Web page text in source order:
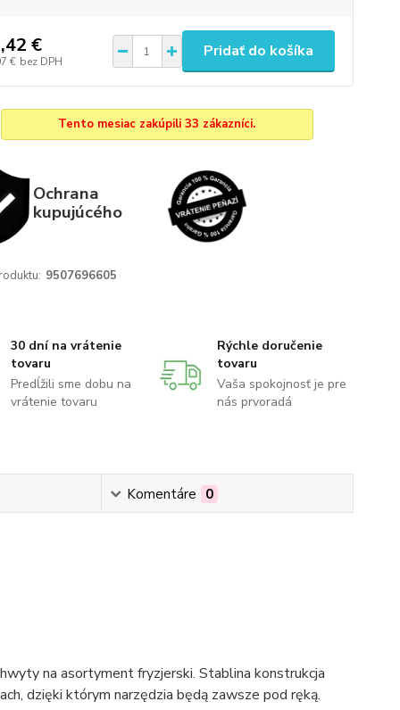
€
€ bez DPH
Pridať do košíka
Tento mesiac zakúpili 33 zákazníci.
Ochrana
kupujúcého
9507696605
30 dní na vrátenie
tovaru
Predĺžili sme dobu na
vrátenie tovaru
Rýchle doručenie
tovaru
Vaša spokojnosť je pre
nás prvoradá
Komentáre 0
na asortyment fryzjerski. Stablina konstrukcja
dzięki którym narzędzia będą zawsze pod ręką.